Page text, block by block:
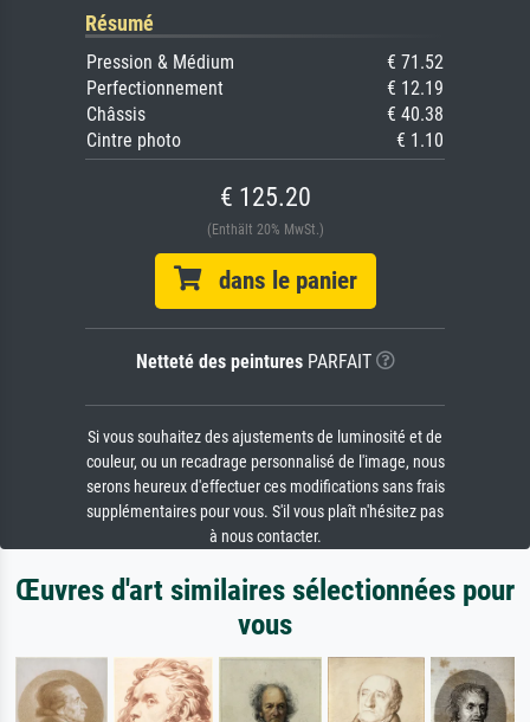
Résumé
Pression & Médium
€ 71.52
Perfectionnement
€ 12.19
Châssis
€ 40.38
Cintre photo
€ 1.10
€ 125.20
(Enthält 20% MwSt.)
dans le panier
Netteté des peinturesPARFAIT
Si vous souhaitez des ajustements de luminosité et de
couleur, ou un recadrage personnalisé de l'image, nous
serons heureux d'effectuer ces modifications sans frais
supplémentaires pour vous. S'il vous plaît n'hésitez pas
à nous contacter.
Œuvres d'art similaires sélectionnées pour
vous